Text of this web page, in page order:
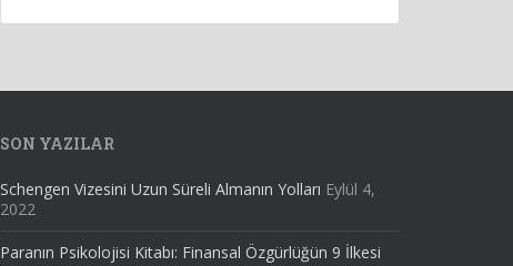
SON YAZILAR
Schengen Vizesini Uzun Süreli Almanın Yolları Eylül 4,
2022
Paranın Psikolojisi Kitabı: Finansal Özgürlüğün 9 İlkesi